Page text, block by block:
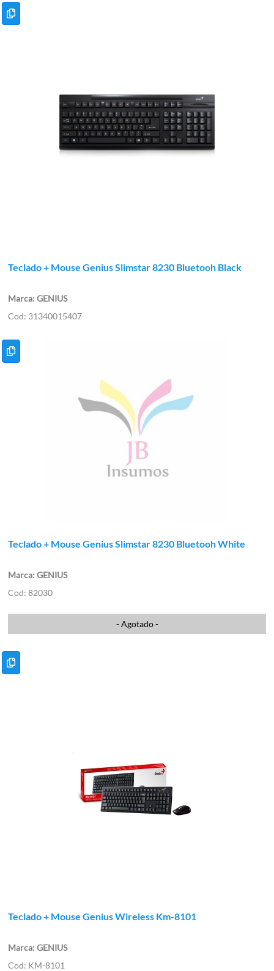
Teclado + Mouse Genius Slimstar 8230 Bluetooh Black
GENIUS
31340015407
Teclado + Mouse Genius Slimstar 8230 Bluetooh White
GENIUS
82030
- Agotado -
Teclado + Mouse Genius Wireless Km-8101
GENIUS
KM-8101